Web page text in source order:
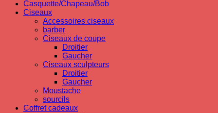
Casquette/Chapeau/Bob
Ciseaux
Accessoires ciseaux
barber
Ciseaux de coupe
Droitier
Gaucher
Ciseaux sculpteurs
Droitier
Gaucher
Moustache
sourcils
Coffret cadeaux